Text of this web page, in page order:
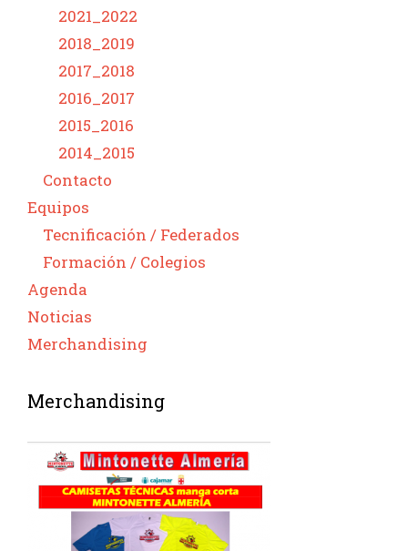
2021_2022
2018_2019
2017_2018
2016_2017
2015_2016
2014_2015
Contacto
Equipos
Tecnificación / Federados
Formación / Colegios
Agenda
Noticias
Merchandising
Merchandising